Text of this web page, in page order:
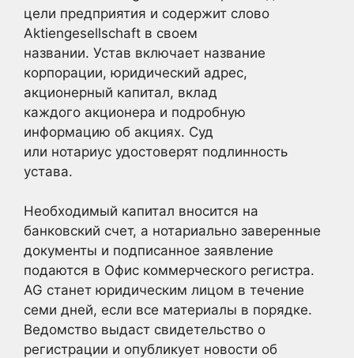
цели предприятия и содержит слово
Aktiengesellschaft в своем
названии. Устав включает название
корпорации, юридический адрес,
акционерный капитал, вклад
каждого акционера и подробную
информацию об акциях. Суд
или нотариус удостоверят подлинность
устава.
Необходимый капитал вносится на
банковский счет, а нотариально заверенные
документы и подписанное заявление
подаются в Офис коммерческого регистра.
AG станет юридическим лицом в течение
семи дней, если все материалы в порядке.
Ведомство выдаст свидетельство о
регистрации и опубликует новости об